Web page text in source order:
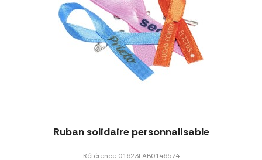
Ruban solidaire personnalisable
Référence 01623LAB0146574